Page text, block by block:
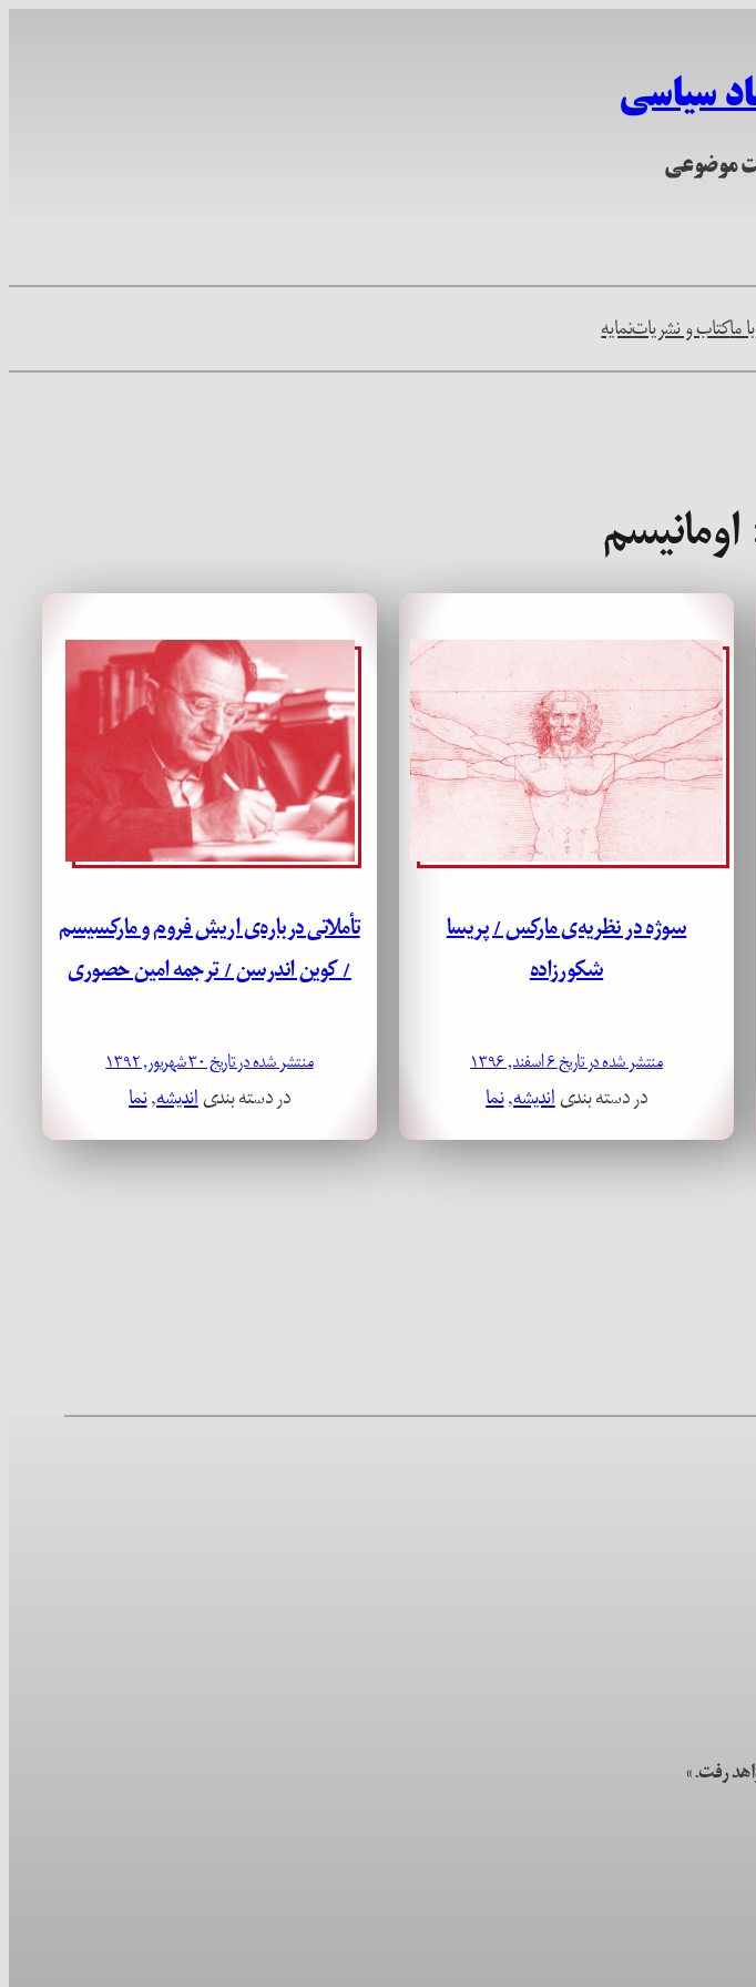
سیاسی
موضوعی
ماکتاب و نشریاتنمایه
اومانیسم
سوژه در نظریه‌ی مارکس / پریسا
شکورزاده
منتشر شده در تاریخ ۶ اسفند, ۱۳۹۶
در دسته بندیاندیشه, نما
تأملاتی درباره‌ی اریش فروم و مارکسیسم
/ کوین اندرسن / ترجمه امین حصوری
منتشر شده در تاریخ ۳۰ شهریور, ۱۳۹۲
در دسته بندیاندیشه, نما
رفت.»